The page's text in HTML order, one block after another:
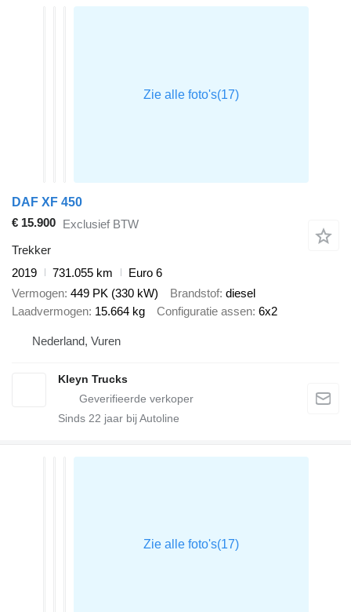
DAF XF 450
€ 15.900 Exclusief BTW
Trekker
2019
731.055 km
Euro 6
Vermogen 449 PK (330 kW) Brandstof diesel
Laadvermogen 15.664 kg Configuratie assen 6x2
Nederland, Vuren
Kleyn Trucks
Sinds 22 jaar bij Autoline